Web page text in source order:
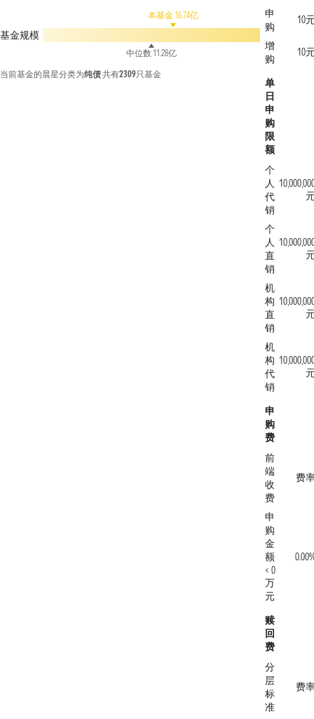
基金规模
本基金 16.74亿
中位数 11.28亿
当前基金的晨星分类为纯债共有2309只基金
申
购
10
增
购
10
单
日
申
购
限
额
个
人
代
销
个
人
直
销
机
构
直
销
机
构
代
销
申
购
费
前
端
收
费
费
申
购
金
额
< 0
万
元
赎
回
费
分
层
标
准
费